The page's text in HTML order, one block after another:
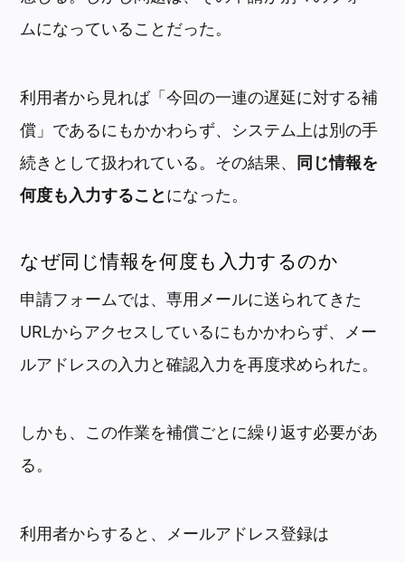
ムになっていることだった。
利用者から見れば「今回の一連の遅延に対する補
償」であるにもかかわらず、システム上は別の手
続きとして扱われている。その結果、
同じ情報を
何度も入力することになった。
なぜ同じ情報を何度も入力するのか
申請フォームでは、専用メールに送られてきた
URLからアクセスしているにもかかわらず、メー
ルアドレスの入力と確認入力を再度求められた。
しかも、この作業を補償ごとに繰り返す必要があ
る。
利用者からすると、メールアドレス登録は